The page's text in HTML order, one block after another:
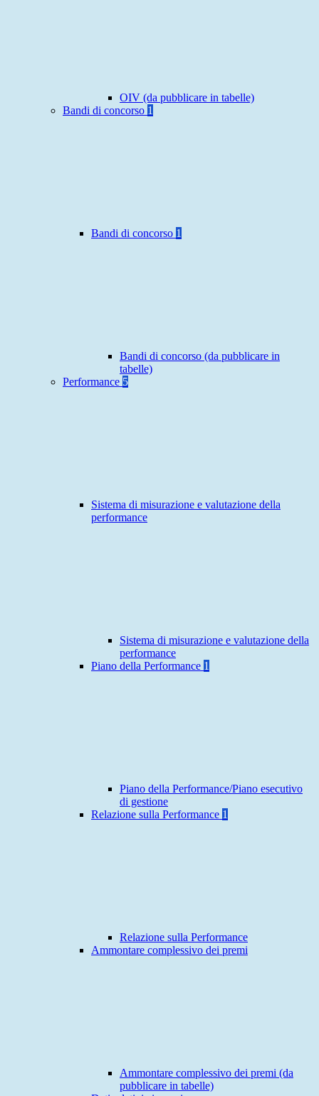
OIV (da pubblicare in tabelle)
Bandi di concorso 1
Bandi di concorso 1
Bandi di concorso (da pubblicare in
tabelle)
Performance 5
Sistema di misurazione e valutazione della
performance
Sistema di misurazione e valutazione della
performance
Piano della Performance 1
Piano della Performance/Piano esecutivo
di gestione
Relazione sulla Performance 1
Relazione sulla Performance
Ammontare complessivo dei premi
Ammontare complessivo dei premi (da
pubblicare in tabelle)